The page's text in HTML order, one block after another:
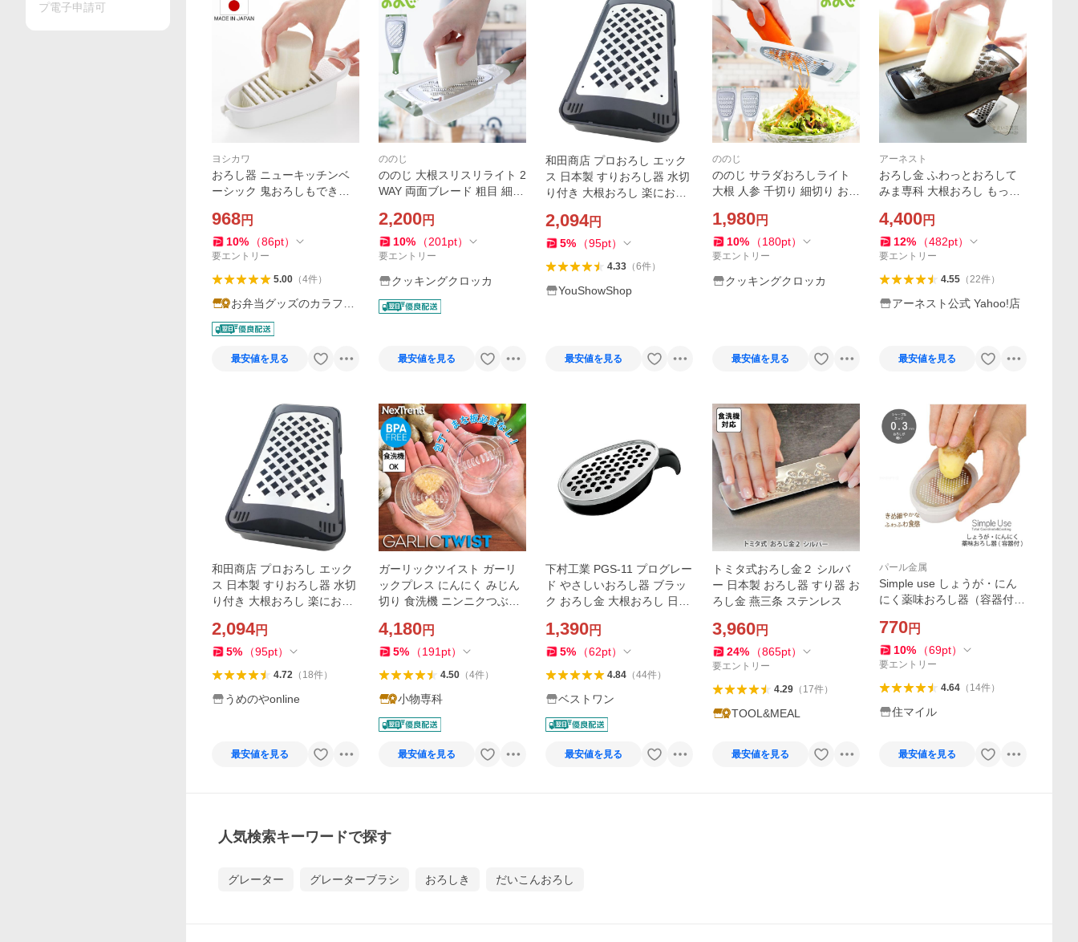
ヨシカワ
おろし器 ニューキッチンベ
ーシック 鬼おろしもできる
おろし 鬼おろし おにおろし
薬味おろし 薬味 日本製 ）
968円
10% （86pt）
要エントリー
5.00（4件）
お弁当グッズのカラフル
ボックス
最安値を見る
ののじ
ののじ 大根スリスリライト 2
WAY 両面ブレード 粗目 細か
レス
2,200円
10% （201 pt）
要エントリー
クッキングクロッカ
最安値を見る
和田商店 プロおろし エック
ス 日本製 すりおろし器 水切
り付き 大根おろし 楽におろ
食 __
2,094円
5% （95pt）
4.33（6件）
YouShowShop
最安値を見る
ののじ
ののじ サラダおろしライト
大根 人参 千切り 細切り おろ
イサー
1,980円
10% （180pt）
要エントリー
クッキングクロッカ
最安値を見る
アーネスト
おろし金 ふわっとおろして
みま専科 大根おろし もっと
ネスト 日本製 燕三条 コンパ
クト 爆買
4,400円
12% （482pt）
要エントリー
4.55（22件）
アーネスト公式 Yahoo!店
最安値を見る
和田商店 プロおろし エック
ス 日本製 すりおろし器 水切
り付き 大根おろし 楽におろ
食 ..
2,094円
5% （95pt）
4.72（ 18件）
うめのやonline
最安値を見る
ガーリックツイスト ガーリ
ックプレス にんにく みじん
切り 食洗機 ニンニクつぶし
ッチン用品 ネクストレンド
全国送料無料 爆買
4,180円
5% （191 pt）
4.50（4件）
小物専科
最安値を見る
下村工業 PGS-11 プログレー
ド やさしいおろし器 ブラッ
ク おろし金 大根おろし 日本
1,390円
5% （62pt）
4.84（44件）
ベストワン
最安値を見る
トミタ式おろし金２ シルバ
ー 日本製 おろし器 すり器 お
ろし金 燕三条 ステンレス
3,960円
24% （865pt）
要エントリー
4.29（ 17件）
TOOL&MEAL
最安値を見る
パール金属
Simple use しょうが・にん
にく薬味おろし器（容器付）
無料」/ おろし金 おろし器 シ
ョウガ 生姜 にんにく 薬味 容
器付
770円
10% （69pt）
要エントリー
4.64（ 14件）
住マイル
最安値を見る
人気検索キーワードで探す
グレーター グレーターブラシ おろしき だいこんおろし
プ電子申請可